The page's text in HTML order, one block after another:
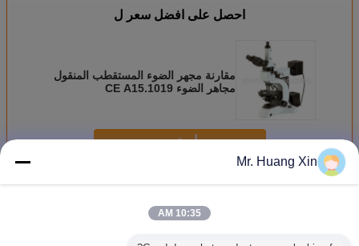
احصل على افضل سعر ل
مقارنة مجهر الضوء المستقطب المنقول
مجاهر الضوء CE A15.1019
استمر
أكثراستقطاب مجهر الضوء
Mr. Huang Xin
10:35 AM